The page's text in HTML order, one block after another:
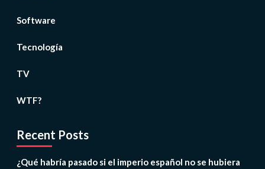
Software
Tecnología
TV
WTF?
Recent Posts
¿Qué habría pasado si el imperio español no se hubiera